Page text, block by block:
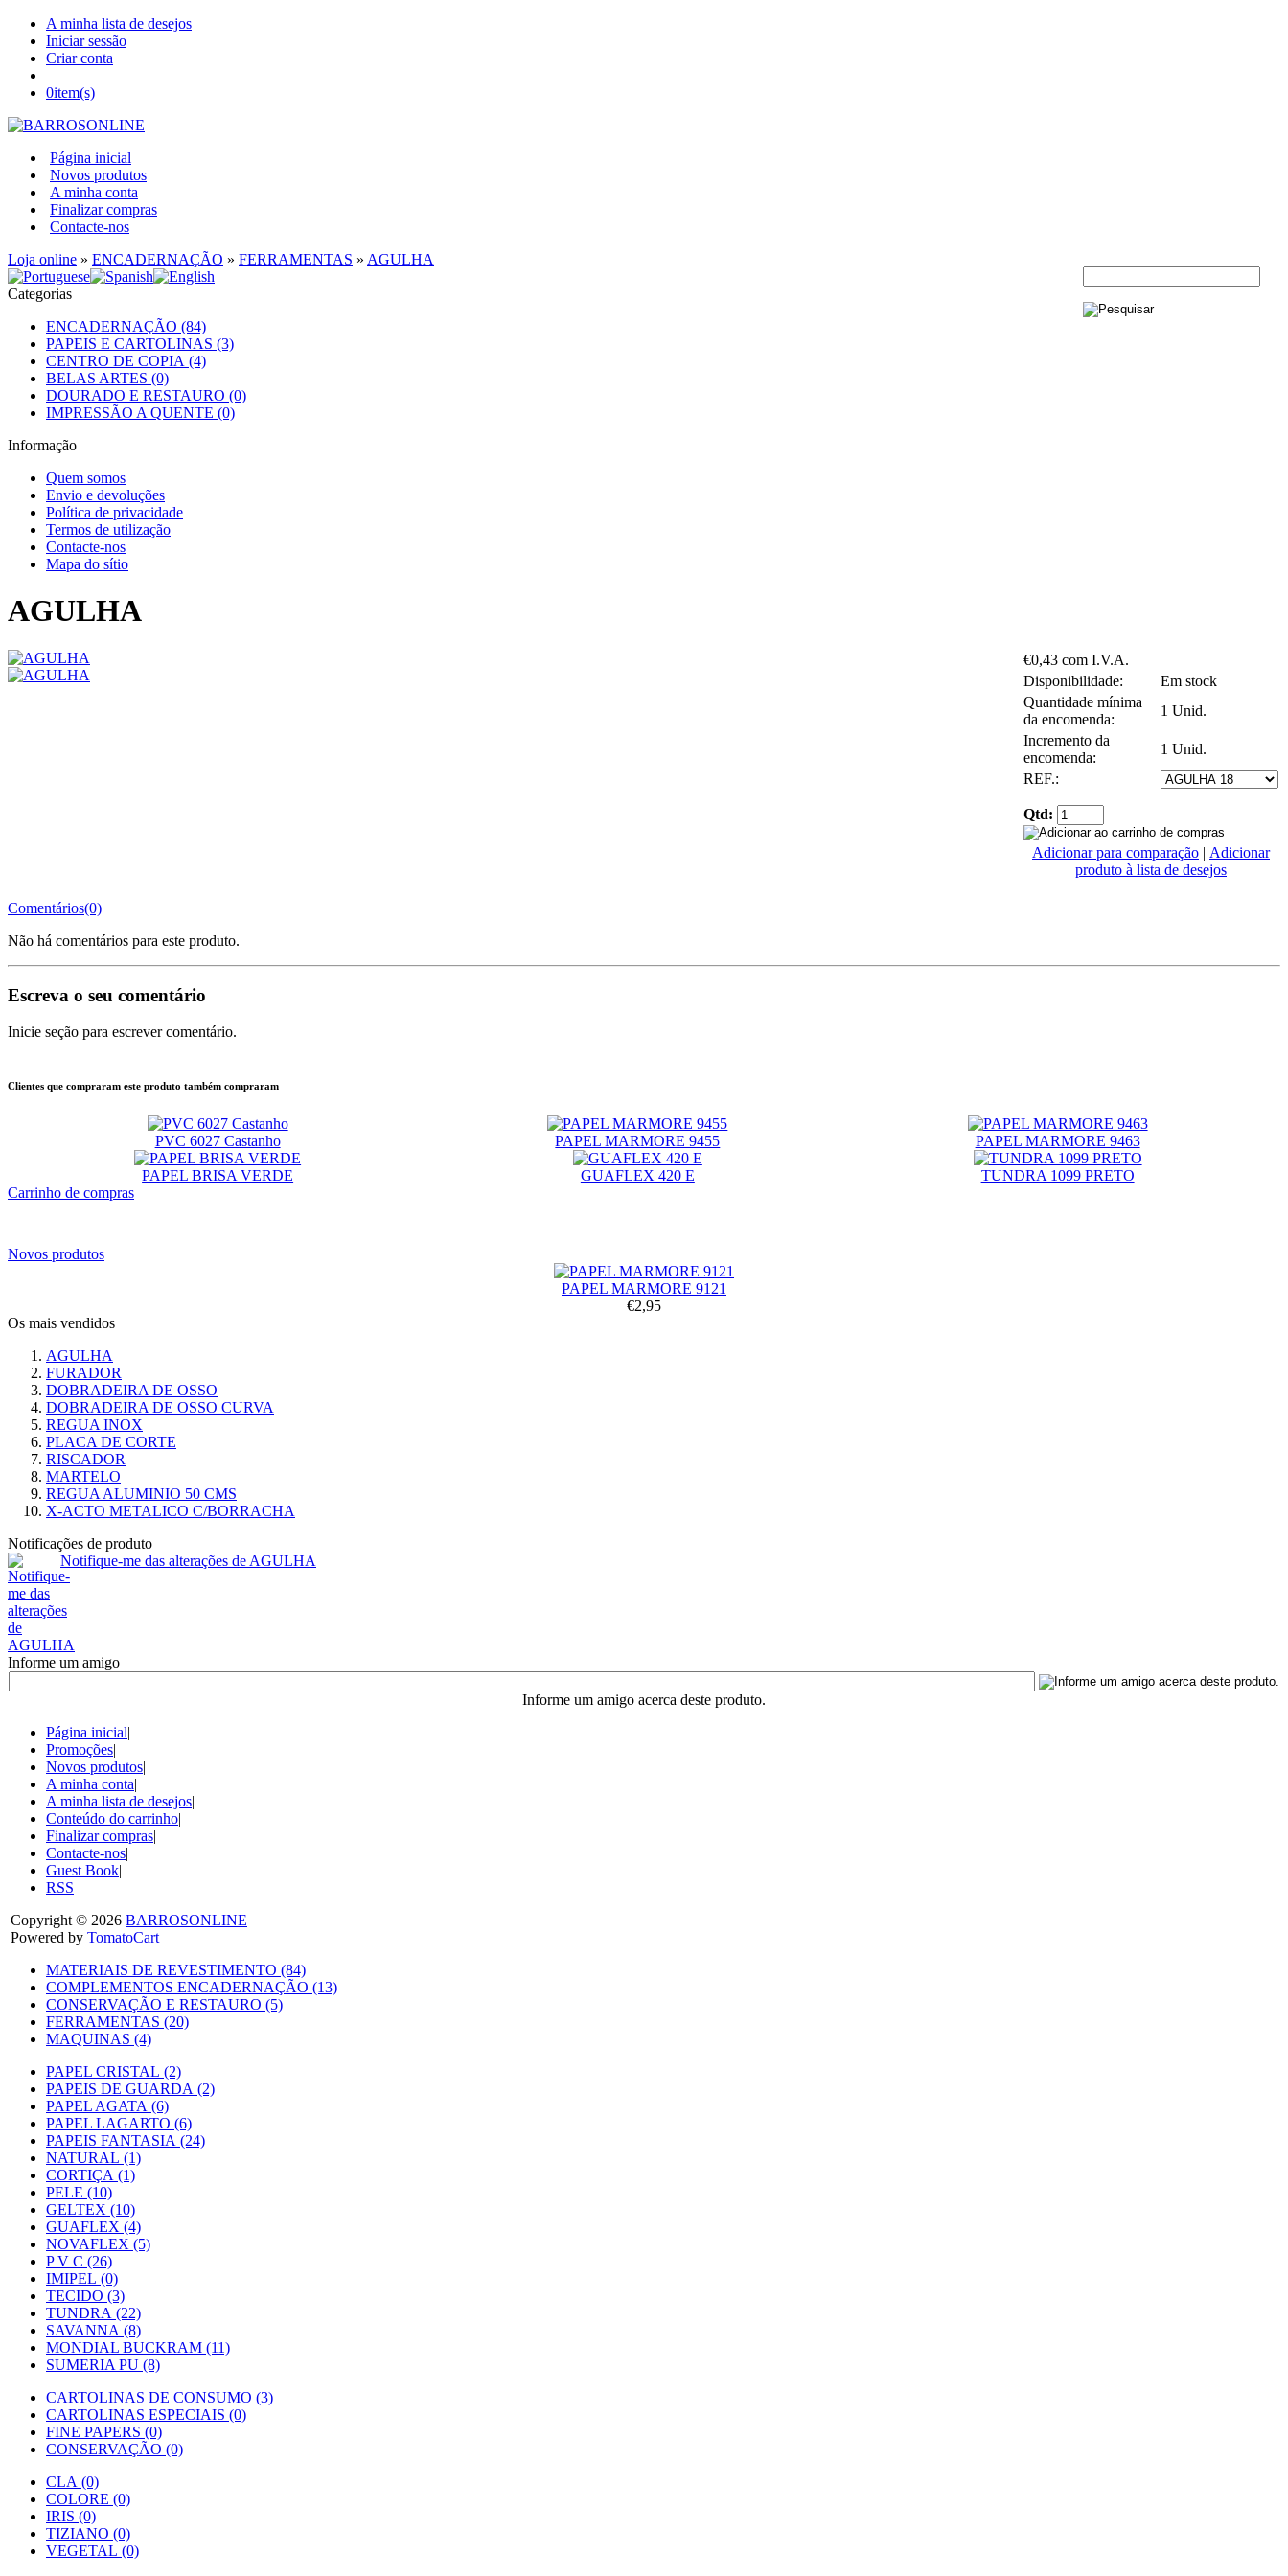
A minha lista de desejos
Iniciar sessão
Criar conta
0item(s)
Página inicial
Novos produtos
A minha conta
Finalizar compras
Contacte-nos
Loja online » ENCADERNAÇÃO » FERRAMENTAS » AGULHA
Categorias
ENCADERNAÇÃO (84)
PAPEIS E CARTOLINAS (3)
CENTRO DE COPIA (4)
BELAS ARTES (0)
DOURADO E RESTAURO (0)
IMPRESSÃO A QUENTE (0)
Informação
Quem somos
Envio e devoluções
Política de privacidade
Termos de utilização
Contacte-nos
Mapa do sítio
AGULHA
€0,43 com I.V.A.
Disponibilidade:
Em stock
Quantidade mínima
da encomenda:
1 Unid.
Incremento da
encomenda:
1 Unid.
REF.:
Qtd:
Adicionar para comparação | Adicionar
produto à lista de desejos
Comentários(0)
Não há comentários para este produto.
Escreva o seu comentário
Inicie seção para escrever comentário.
Clientes que compraram este produto também compraram
PVC 6027 Castanho PAPEL MARMORE 9455 PAPEL MARMORE 9463
PAPEL BRISA VERDE GUAFLEX 420 E
TUNDRA 1099 PRETO
Carrinho de compras
Novos produtos
PAPEL MARMORE 9121
€2,95
Os mais vendidos
AGULHA
FURADOR
DOBRADEIRA DE OSSO
DOBRADEIRA DE OSSO CURVA
REGUA INOX
PLACA DE CORTE
RISCADOR
MARTELO
REGUA ALUMINIO 50 CMS
X-ACTO METALICO C/BORRACHA
Notificações de produto
Notifique-me das alterações de AGULHA
Informe um amigo
Informe um amigo acerca deste produto.
Página inicial|
Promoções|
Novos produtos|
A minha conta|
A minha lista de desejos|
Conteúdo do carrinho|
Finalizar compras|
Contacte-nos|
Guest Book|
RSS
Copyright © 2026 BARROSONLINE
Powered by TomatoCart
MATERIAIS DE REVESTIMENTO (84)
COMPLEMENTOS ENCADERNAÇÃO (13)
CONSERVAÇÃO E RESTAURO (5)
FERRAMENTAS (20)
MAQUINAS (4)
PAPEL CRISTAL (2)
PAPEIS DE GUARDA (2)
PAPEL AGATA (6)
PAPEL LAGARTO (6)
PAPEIS FANTASIA (24)
NATURAL (1)
CORTIÇA (1)
PELE (10)
GELTEX (10)
GUAFLEX (4)
NOVAFLEX (5)
P V C (26)
IMIPEL (0)
TECIDO (3)
TUNDRA (22)
SAVANNA (8)
MONDIAL BUCKRAM (11)
SUMERIA PU (8)
CARTOLINAS DE CONSUMO (3)
CARTOLINAS ESPECIAIS (0)
FINE PAPERS (0)
CONSERVAÇÃO (0)
CLA (0)
COLORE (0)
IRIS (0)
TIZIANO (0)
VEGETAL (0)